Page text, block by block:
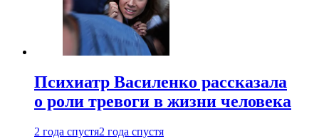
Психиатр Василенко рассказала
о роли тревоги в жизни человека
2 года спустя2 года спустя